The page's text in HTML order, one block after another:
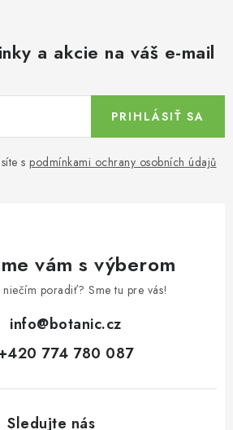
a akcie na váš e-mail
s podmínkami ochrany osobních údajů
PRIHLÁSIŤ SA
vám s výberom
niečím poradiť? Sme tu pre vás!
info@botanic.cz
774 780 087